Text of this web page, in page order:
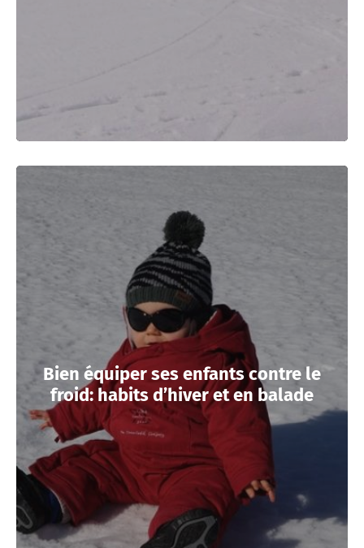
Bien équiper ses enfants contre le
froid: habits d’hiver et en balade